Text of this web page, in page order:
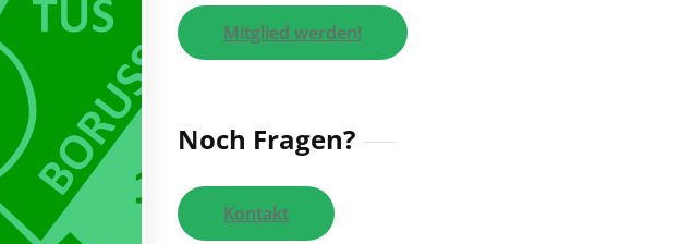
Mitglied werden!
Noch Fragen?
Kontakt